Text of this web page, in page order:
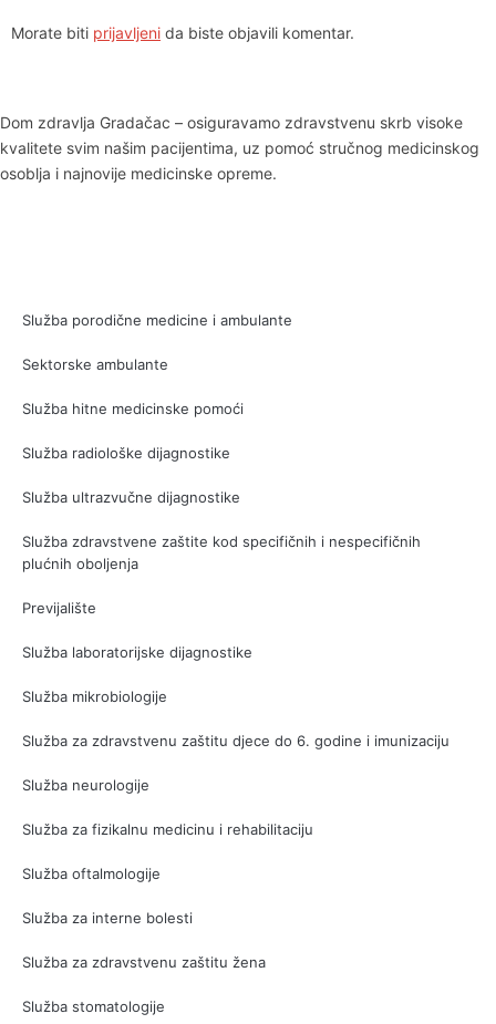
Morate biti prijavljeni da biste objavili komentar.
Dom zdravlja Gradačac – osiguravamo zdravstvenu skrb visoke
kvalitete svim našim pacijentima, uz pomoć stručnog medicinskog
osoblja i najnovije medicinske opreme.
Služba porodične medicine i ambulante
Sektorske ambulante
Služba hitne medicinske pomoći
Služba radiološke dijagnostike
Služba ultrazvučne dijagnostike
Služba zdravstvene zaštite kod specifičnih i nespecifičnih
plućnih oboljenja
Previjalište
Služba laboratorijske dijagnostike
Služba mikrobiologije
Služba za zdravstvenu zaštitu djece do 6. godine i imunizaciju
Služba neurologije
Služba za fizikalnu medicinu i rehabilitaciju
Služba oftalmologije
Služba za interne bolesti
Služba za zdravstvenu zaštitu žena
Služba stomatologije